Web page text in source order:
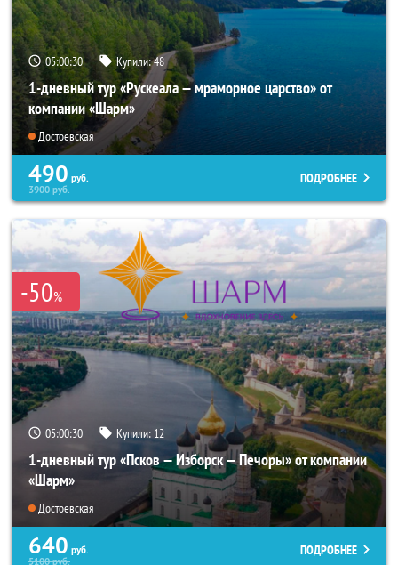
05:00:28 Купили:48
1-дневный тур «Рускеала — мраморное царство» от
компании «Шарм»
Достоевская
490 руб.
3900руб.
ПОДРОБНЕЕ
-50%
05:00:28 Купили: 12
1-дневный тур «Псков — Изборск — Печоры» от компании
«Шарм»
Достоевская
640 руб.
5100руб.
ПОДРОБНЕЕ